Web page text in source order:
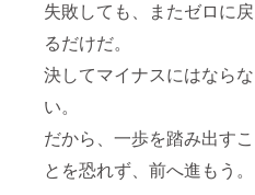
失敗しても、またゼロに戻
るだけだ。
決してマイナスにはならな
い。
だから、一歩を踏み出すこ
とを恐れず、前へ進もう。